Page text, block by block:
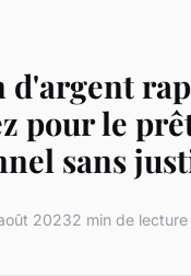
d'argent
pour le
sans
20232 min de lecture